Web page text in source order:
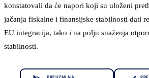
konstatovali da će napori koji su uloženi
jačanja fiskalne i finansijske stabilnosti dati
EU integracija, tako i na polju snaženja
stabilnosti.
PREUZMI NA